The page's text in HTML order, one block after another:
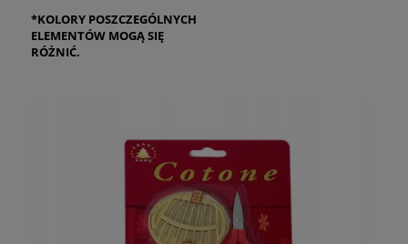
*KOLORY POSZCZEGÓLNYCH
ELEMENTÓW MOGĄ SIĘ
RÓŻNIĆ.